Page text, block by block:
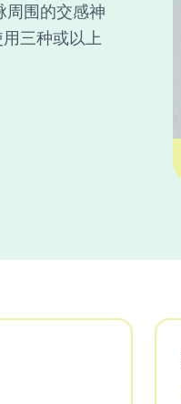
周围的交感神
三种或以上